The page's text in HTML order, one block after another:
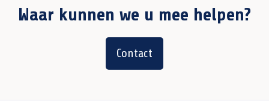
Waar kunnen we u mee helpen?
Contact